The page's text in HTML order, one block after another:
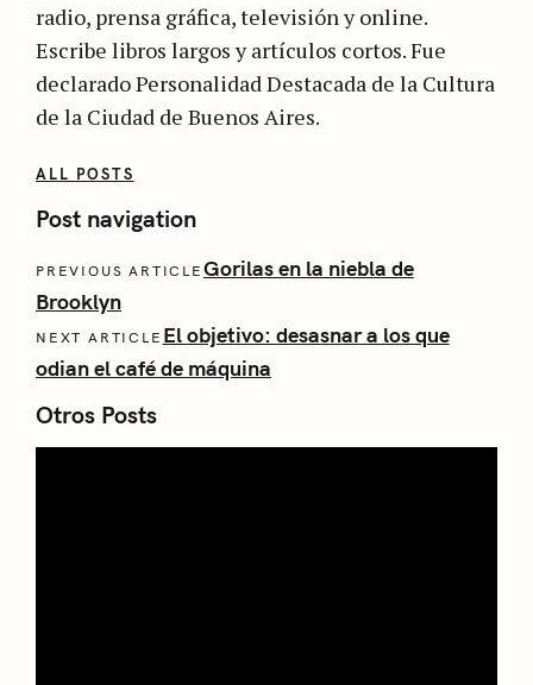
radio, prensa gráfica, televisión y online.
Escribe libros largos y artículos cortos. Fue
declarado Personalidad Destacada de la Cultura
de la Ciudad de Buenos Aires.
ALL POSTS
Post navigation
PREVIOUS ARTICLE Gorilas en la niebla de
Brooklyn
NEXT ARTICLE El objetivo: desasnar a los que
odian el café de máquina
Otros Posts